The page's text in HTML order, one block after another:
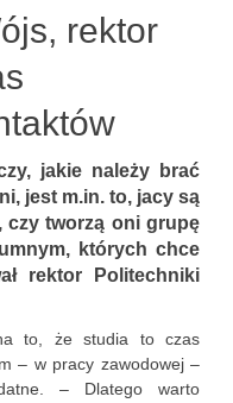
rektor
jakie należy brać
jest m.in. to, jacy są
czy tworzą oni grupę
których chce
rektor Politechniki
to, że studia to czas
– w pracy zawodowej –
– Dlatego warto